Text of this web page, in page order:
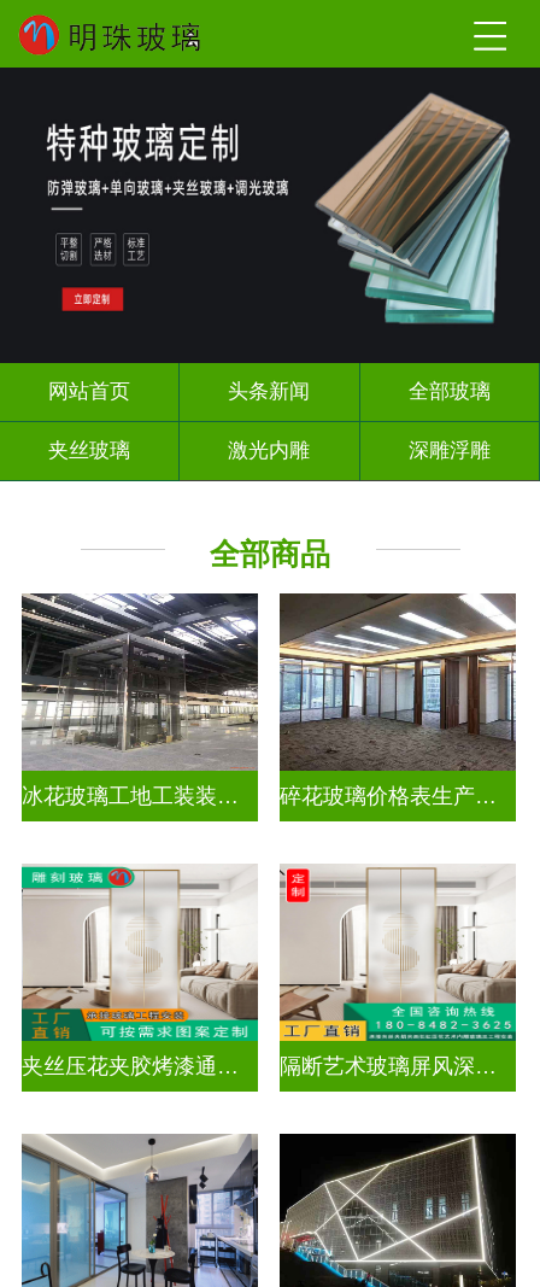
网站首页 头条新闻 全部玻璃
夹丝玻璃 激光内雕 深雕浮雕
千 层 镜
全部商品
冰花玻璃工地工装装饰玻璃 碎花玻璃价格表生产电话
夹丝压花夹胶烤漆通电深雕浮雕玻璃 隔断艺术玻璃屏风深雕浮雕玻璃